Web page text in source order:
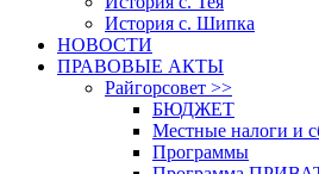
История с. Шипка
НОВОСТИ
ПРАВОВЫЕ АКТЫ
Райгорсовет >>
БЮДЖЕТ
Местные налоги и
Программы